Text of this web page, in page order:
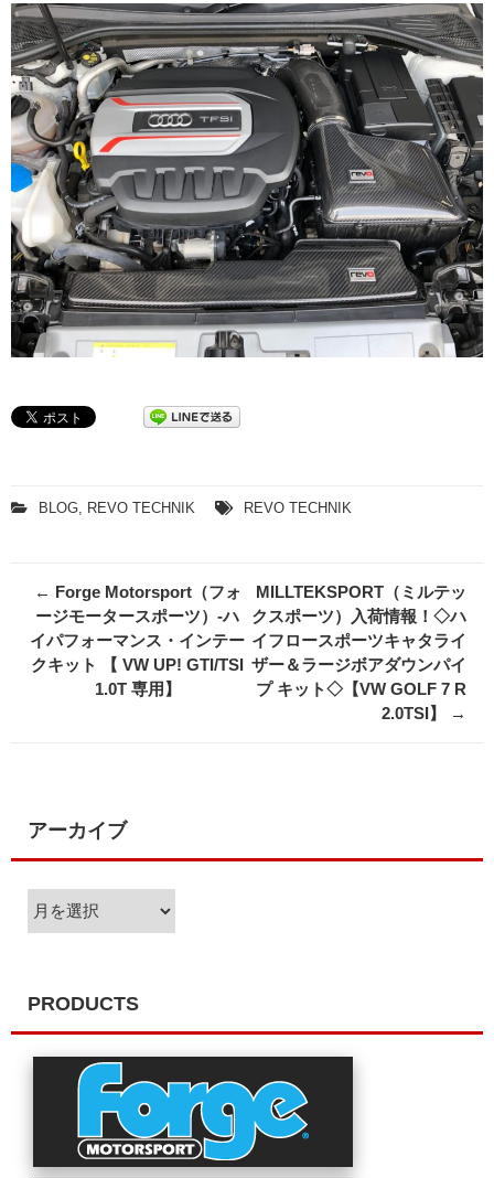
BLOG, REVO TECHNIK REVO TECHNIK
Post
navigation
← Forge Motorsport（フォ
ージモータースポーツ）-ハ
イパフォーマンス・インテー
クキット 【 VW UP! GTI/TSI
1.0T 専用】
MILLTEKSPORT（ミルテッ
クスポーツ）入荷情報！◇ハ
イフロースポーツキャタライ
ザー＆ラージボアダウンパイ
プ キット◇【VW GOLF 7 R
2.0TSI】
→
アーカイブ
PRODUCTS